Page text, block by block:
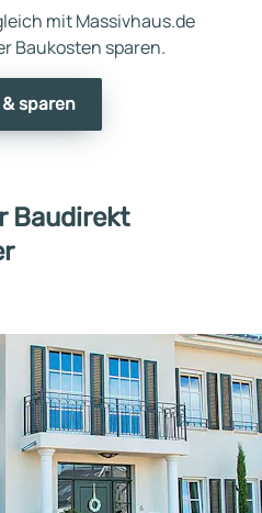
mit Massivhaus.de
Baukosten sparen.
sparen
Baudirekt